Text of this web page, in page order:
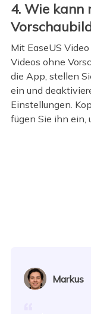
4. Wie kann
Mit EaseUS
Videos ohne
die App, stellen
ein und
Einstellungen.
fügen Sie ihn ein,
Markus